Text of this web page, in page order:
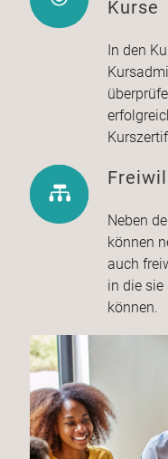
Kurse
In den
Neben
können
auch
in die
können.